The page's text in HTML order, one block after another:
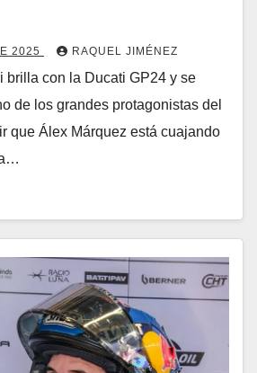
2025 RAQUEL JIMÉNEZ
brilla con la Ducati GP24 y se
de los grandes protagonistas del
que Álex Márquez está cuajando